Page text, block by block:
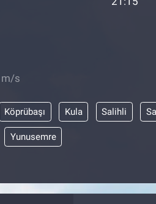
m/s
Köprübaşı Kula Salihli
Yunusemre